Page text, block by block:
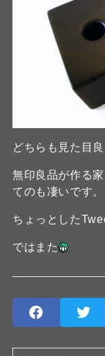
どちらも見た目
無印良品が作る
てのも凄いです。
ちょっとした
ではまた